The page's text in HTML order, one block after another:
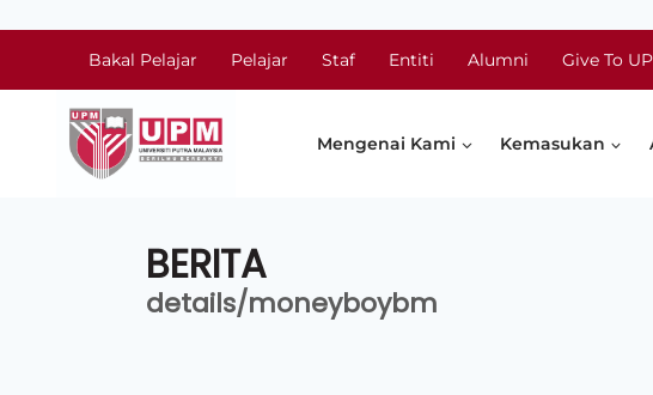
Bakal Pelajar Pelajar Staf Entiti Alumni Give To
Mengenai Kami Kemasukan
BERITA
details/moneyboybm